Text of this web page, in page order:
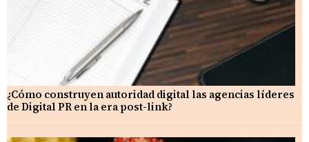
¿Cómo construyen autoridad digital las agencias líderes
de Digital PR en la era post-link?